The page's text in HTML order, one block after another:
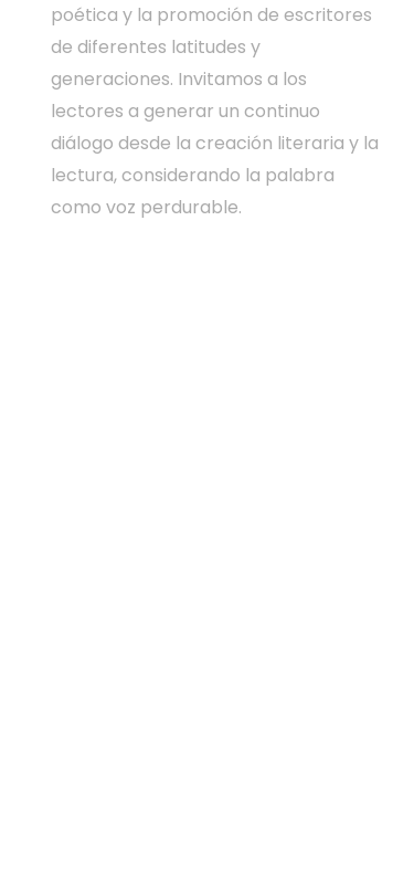
poética y la promoción de escritores
de diferentes latitudes y
generaciones. Invitamos a los
lectores a generar un continuo
diálogo desde la creación literaria y la
lectura, considerando la palabra
como voz perdurable.